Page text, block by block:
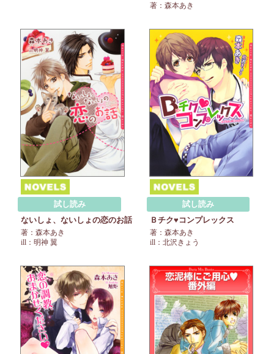
著：森本あき
試し読み
ないしょ、ないしょの恋のお話
著：森本あき
ill：明神 翼
試し読み
Ｂチク♥コンプレックス
著：森本あき
ill：北沢きょう